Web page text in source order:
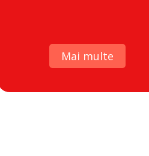
Mai multe